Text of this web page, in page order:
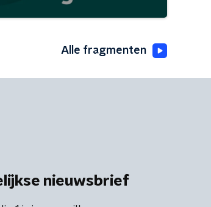
Alle fragmenten
nieuwsbrief